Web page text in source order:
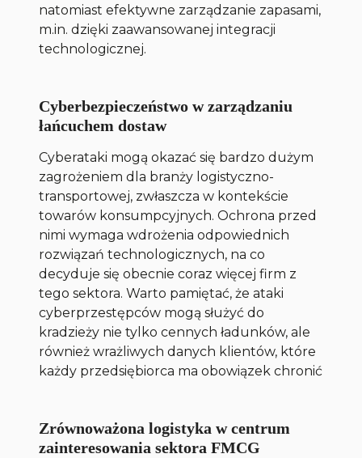
natomiast efektywne zarządzanie zapasami,
m.in. dzięki zaawansowanej integracji
technologicznej.
Cyberbezpieczeństwo w zarządzaniu
łańcuchem dostaw
Cyberataki mogą okazać się bardzo dużym
zagrożeniem dla branży logistyczno-
transportowej, zwłaszcza w kontekście
towarów konsumpcyjnych. Ochrona przed
nimi wymaga wdrożenia odpowiednich
rozwiązań technologicznych, na co
decyduje się obecnie coraz więcej firm z
tego sektora. Warto pamiętać, że ataki
cyberprzestępców mogą służyć do
kradzieży nie tylko cennych ładunków, ale
również wrażliwych danych klientów, które
każdy przedsiębiorca ma obowiązek chronić
Zrównoważona logistyka w centrum
zainteresowania sektora FMCG